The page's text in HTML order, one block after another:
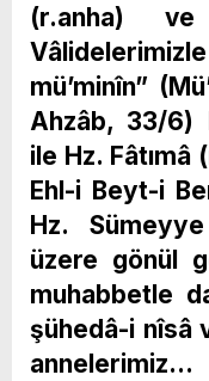
(r.anha)
mü’minîn”
Ahzâb, 33/6)
ile Hz. Fâtımâ
Ehl-i Beyt-i
Hz.
üzere gönül
muhabbetle
şühedâ-i nîsâ
annelerimiz…